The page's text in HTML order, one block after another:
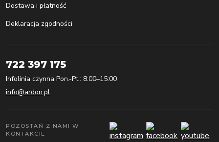
Dostawa i płatność
Deklaracja zgodności
722 397 175
Infolinia czynna Pon.-Pt.: 8:00–15:00
info@ardon.pl
POZOSTAŃ Z NAMI W
KONTAKCIE